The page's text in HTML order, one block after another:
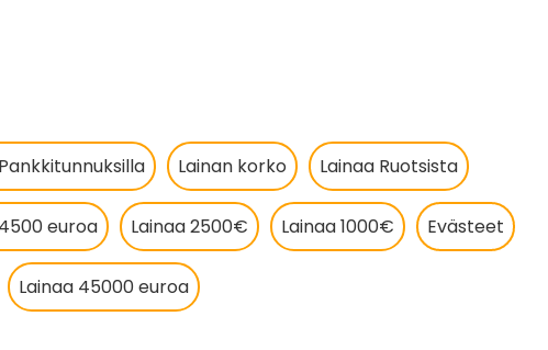
Lainan korko Lainaa Ruotsista
euroa Lainaa 2500€ Lainaa 1000€ Evästeet
Lainaa 45000 euroa